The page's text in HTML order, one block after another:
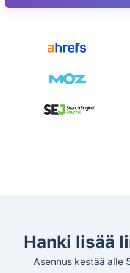
Hanki lisää
Asennus kestää alle